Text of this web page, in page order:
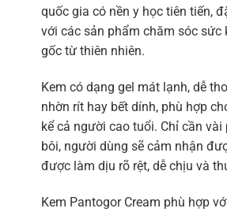
quốc gia có nền y học tiên tiến,
với các sản phẩm chăm sóc sức
gốc từ thiên nhiên.
Kem có dạng gel mát lạnh, dễ
nhờn rít hay bết dính, phù hợp
kể cả người cao tuổi. Chỉ cần vài
bôi, người dùng sẽ cảm nhận
được làm dịu rõ rệt, dễ chịu và
Kem Pantogor Cream phù hợp